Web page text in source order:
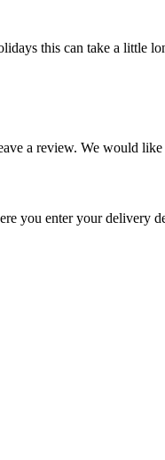
this can take a little
a review. We would
you enter your